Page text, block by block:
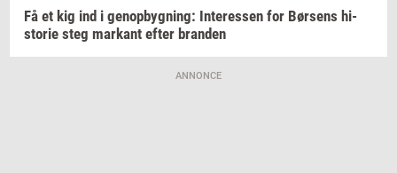
Få et kig ind i genop­byg­ning: In­ter­es­sen for Bør­sens hi­
sto­rie steg mar­kant efter bran­den
ANNONCE